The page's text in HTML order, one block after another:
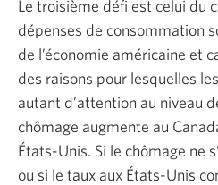
Le troisième défi est celui du
dépenses de consommation
de l’économie américaine et
des raisons pour lesquelles
autant d’attention au niveau
chômage augmente au
États-Unis. Si le chômage ne
ou si le taux aux États-Unis